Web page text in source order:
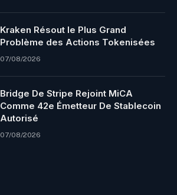
Kraken Résout le Plus Grand
Problème des Actions Tokenisées
07/08/2026
Bridge De Stripe Rejoint MiCA
Comme 42e Émetteur De Stablecoin
Autorisé
07/08/2026